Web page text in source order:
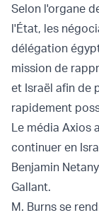
Selon l'organe
l'État, les
délégation
mission de
et Israël afin de
rapidement
Le média Axios
continuer en
Benjamin
Gallant.
M. Burns se